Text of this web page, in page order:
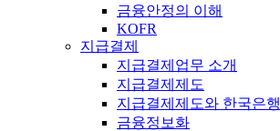
금융안정의 이해
KOFR
지급결제
지급결제업무 소개
지급결제제도
지급결제제도와 한국은행
금융정보화